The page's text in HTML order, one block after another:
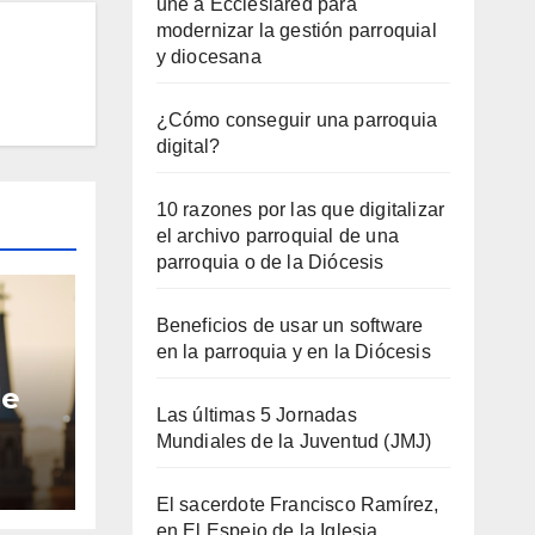
a
une a Ecclesiared para
modernizar la gestión parroquial
y diocesana
¿Cómo conseguir una parroquia
digital?
10 razones por las que digitalizar
el archivo parroquial de una
parroquia o de la Diócesis
Beneficios de usar un software
en la parroquia y en la Diócesis
Las últimas 5 Jornadas
Mundiales de la Juventud (JMJ)
El sacerdote Francisco Ramírez,
en El Espejo de la Iglesia